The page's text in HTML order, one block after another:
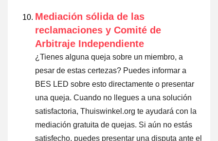
Mediación sólida de las
reclamaciones y Comité de
Arbitraje Independiente
¿Tienes alguna queja sobre un miembro, a
pesar de estas certezas? Puedes informar a
BES LED sobre esto directamente o presentar
una queja. Cuando no llegues a una solución
satisfactoria, Thuiswinkel.org te ayudará con la
mediación gratuita de quejas. Si aún no estás
satisfecho, puedes presentar una disputa ante el